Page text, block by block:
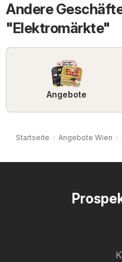
Andere
"Elektromärkte"
Angebote
Startseite Angebote Wien